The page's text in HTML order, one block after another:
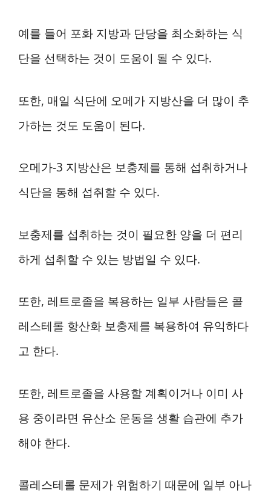
예를 들어 포화 지방과 단당을 최소화하는 식
단을 선택하는 것이 도움이 될 수 있다.
또한, 매일 식단에 오메가 지방산을 더 많이 추
가하는 것도 도움이 된다.
오메가-3 지방산은 보충제를 통해 섭취하거나
식단을 통해 섭취할 수 있다.
보충제를 섭취하는 것이 필요한 양을 더 편리
하게 섭취할 수 있는 방법일 수 있다.
또한, 레트로졸을 복용하는 일부 사람들은 콜
레스테롤 항산화 보충제를 복용하여 유익하다
고 한다.
또한, 레트로졸을 사용할 계획이거나 이미 사
용 중이라면 유산소 운동을 생활 습관에 추가
해야 한다.
콜레스테롤 문제가 위험하기 때문에 일부 아나